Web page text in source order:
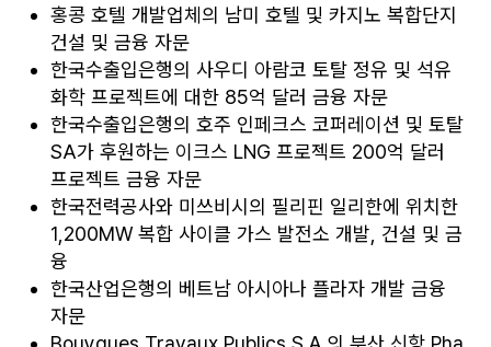
홍콩 호텔 개발업체의 남미 호텔 및 카지노 복합단지
건설 및 금융 자문
한국수출입은행의 사우디 아람코 토탈 정유 및 석유
화학 프로젝트에 대한 85억 달러 금융 자문
한국수출입은행의 호주 인페크스 코퍼레이션 및 토탈
SA가 후원하는 이크스 LNG 프로젝트 200억 달러
프로젝트 금융 자문
한국전력공사와 미쓰비시의 필리핀 일리한에 위치한
1,200MW 복합 사이클 가스 발전소 개발, 건설 및 금
융
한국산업은행의 베트남 아시아나 플라자 개발 금융
자문